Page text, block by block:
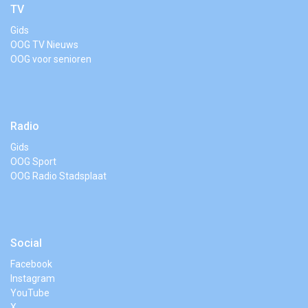
TV
Gids
OOG TV Nieuws
OOG voor senioren
Radio
Gids
OOG Sport
OOG Radio Stadsplaat
Social
Facebook
Instagram
YouTube